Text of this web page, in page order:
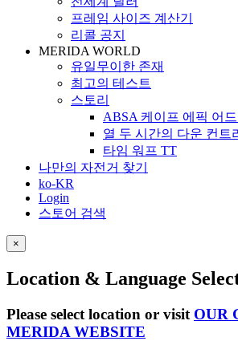
프레임 사이즈 계산기
리콜 공지
MERIDA WORLD
유일무이한 존재
최고의 테스트
스토리
ABSA 케이프 에픽 어드
열 두 시간의 다운 컨트
타임 워프 TT
나만의 자전거 찾기
ko-KR
Login
스토어 검색
×
Location & Language
Please select location or visit OUR
MERIDA WEBSITE